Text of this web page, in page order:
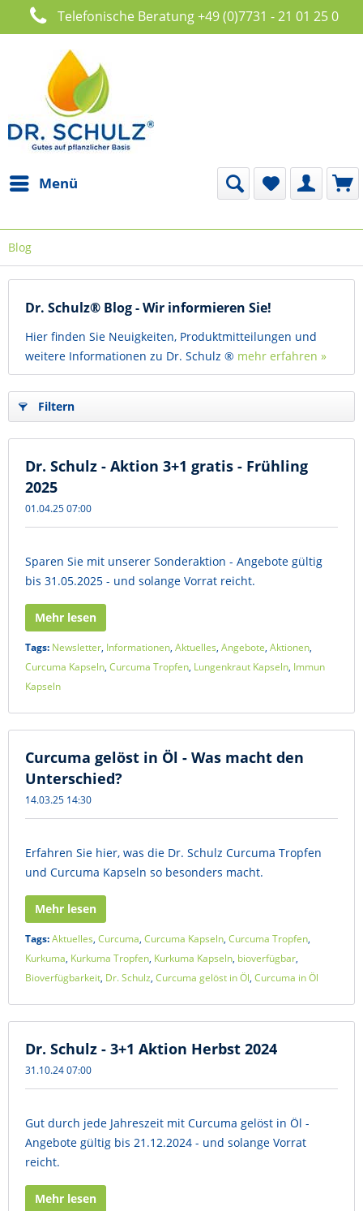
Telefonische Beratung +49 (0)7731 - 21 01 25 0
Menü
Blog
Dr. Schulz® Blog - Wir informieren Sie!
Hier finden Sie Neuigkeiten, Produktmitteilungen und
weitere Informationen zu Dr. Schulz ® mehr erfahren »
Filtern
Dr. Schulz - Aktion 3+1 gratis - Frühling
2025
01.04.25 07:00
Sparen Sie mit unserer Sonderaktion - Angebote gültig
bis 31.05.2025 - und solange Vorrat reicht.
Mehr lesen
Tags: Newsletter, Informationen, Aktuelles, Angebote, Aktionen,
Curcuma Kapseln, Curcuma Tropfen, Lungenkraut Kapseln, Immun
Kapseln
Curcuma gelöst in Öl - Was macht den
Unterschied?
14.03.25 14:30
Erfahren Sie hier, was die Dr. Schulz Curcuma Tropfen
und Curcuma Kapseln so besonders macht.
Mehr lesen
Tags:Aktuelles, Curcuma, Curcuma Kapseln, Curcuma Tropfen,
Kurkuma, Kurkuma Tropfen, Kurkuma Kapseln, bioverfügbar,
Bioverfügbarkeit, Dr. Schulz, Curcuma gelöst in Öl, Curcuma in Öl
Dr. Schulz - 3+1 Aktion Herbst 2024
31.10.24 07:00
Gut durch jede Jahreszeit mit Curcuma gelöst in Öl -
Angebote gültig bis 21.12.2024 - und solange Vorrat
reicht.
Mehr lesen